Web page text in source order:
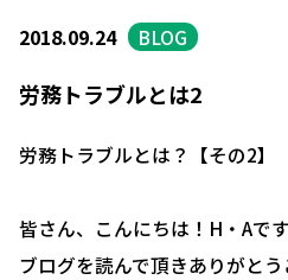
2018.09.24 BLOG
労務トラブルとは2
労務トラブルとは？【その2】
皆さん、こんにちは！H・Aです
ブログを読んで頂きありがとう